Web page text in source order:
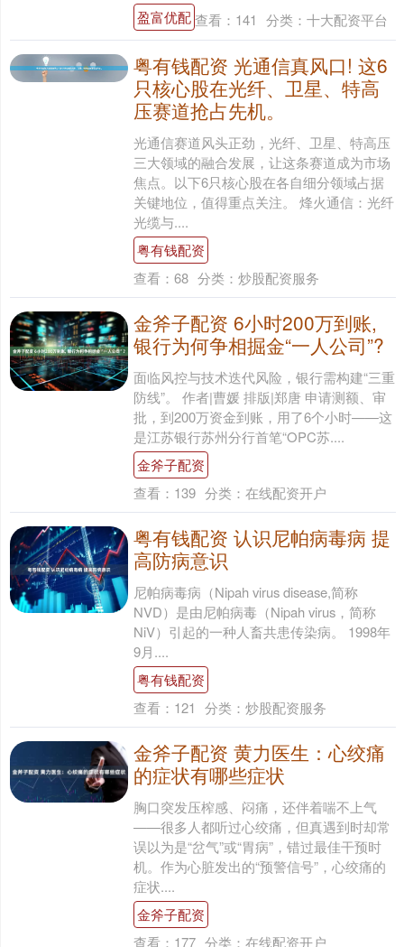
盈富优配查看： 141 分类： 十大配资平台
粤有钱配资 光通信真风口! 这6
只核心股在光纤、卫星、特高
压赛道抢占先机。
光通信赛道风头正劲，光纤、卫星、特高压
三大领域的融合发展，让这条赛道成为市场
焦点。以下6只核心股在各自细分领域占据
关键地位，值得重点关注。 烽火通信：光纤
光缆与....
粤有钱配资
查看： 68 分类： 炒股配资服务
金斧子配资 6小时200万到账,
银行为何争相掘金“一人公司”?
面临风控与技术迭代风险，银行需构建“三重
防线”。 作者|曹媛 排版|郑唐 申请测额、审
批，到200万资金到账，用了6个小时——这
是江苏银行苏州分行首笔“OPC苏....
金斧子配资
查看： 139 分类： 在线配资开户
粤有钱配资 认识尼帕病毒病 提
高防病意识
尼帕病毒病（Nipah virus disease,简称
NVD）是由尼帕病毒（Nipah virus，简称
NiV）引起的一种人畜共患传染病。 1998年
9月....
粤有钱配资
查看： 121 分类： 炒股配资服务
金斧子配资 黄力医生：心绞痛
的症状有哪些症状
胸口突发压榨感、闷痛，还伴着喘不上气
——很多人都听过心绞痛，但真遇到时却常
误以为是“岔气”或“胃病”，错过最佳干预时
机。作为心脏发出的“预警信号”，心绞痛的
症状....
金斧子配资
查看： 177 分类： 在线配资开户